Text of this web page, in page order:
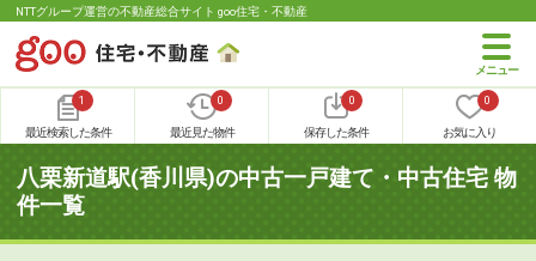
NTTグループ運営の不動産総合サイト goo住宅・不動産
1
最近検索した条件
0
最近見た物件
0
保存した条件
0
お気に入り
八栗新道駅(香川県)の中古一戸建て・中古住宅 物
件一覧